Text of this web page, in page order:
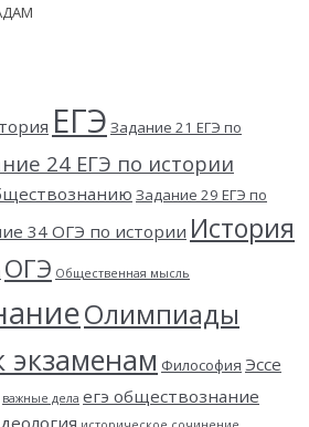
ЕГЭ Задание 21 ЕГЭ по
24 ЕГЭ по истории
Задание 29 ЕГЭ по
34 ОГЭ по истории История
ОГЭ Общественная мысль
Олимпиады
экзаменам Философия Эссе
важные дела егэ обществознание